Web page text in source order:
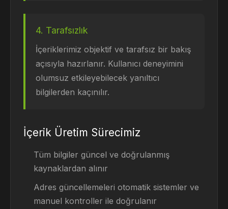
4. Tarafsızlık
İçeriklerimiz objektif ve tarafsız bir bakış
açısıyla hazırlanır. Kullanıcı deneyimini
olumsuz etkileyebilecek yanıltıcı
bilgilerden kaçınılır.
İçerik Üretim Sürecimiz
Tüm bilgiler güncel ve doğrulanmış
kaynaklardan alınır
Adres güncellemeleri otomatik sistemler ve
manuel kontroller ile doğrulanır